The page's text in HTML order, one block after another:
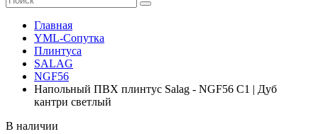
Главная
YML-Сопутка
Плинтуса
SALAG
NGF56
Напольный ПВХ плинтус Salag - NGF56 C1 | Дуб
кантри светлый
В наличии